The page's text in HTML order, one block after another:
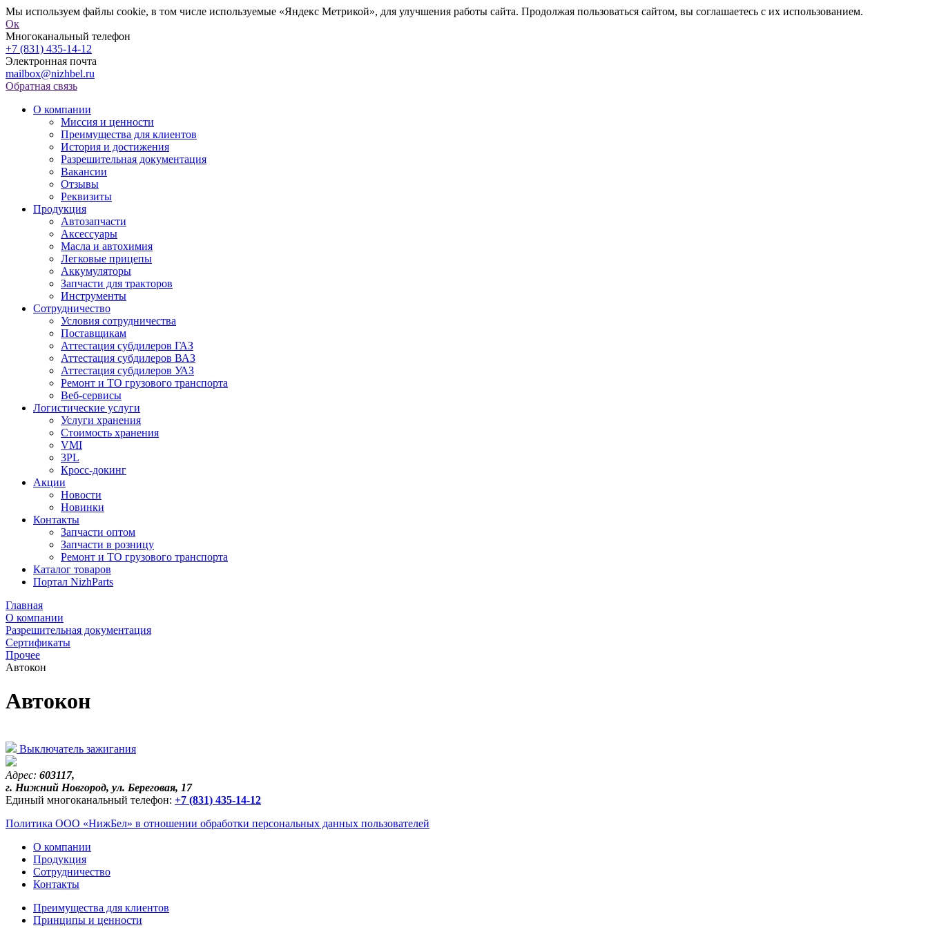
Мы используем файлы cookie, в том числе используемые «Яндекс Метрикой», для улучшения работы сайта. Продолжая пользоваться сайтом, вы соглашаетесь с их использованием.
Ок
Многоканальный телефон
+7 (831) 435-14-12
Электронная почта
mailbox@nizhbel.ru
Обратная связь
О компании
Миссия и ценности
Преимущества для клиентов
История и достижения
Разрешительная документация
Вакансии
Отзывы
Реквизиты
Продукция
Автозапчасти
Аксессуары
Масла и автохимия
Легковые прицепы
Аккумуляторы
Запчасти для тракторов
Инструменты
Сотрудничество
Условия сотрудничества
Поставщикам
Аттестация субдилеров ГАЗ
Аттестация субдилеров ВАЗ
Аттестация субдилеров УАЗ
Ремонт и ТО грузового транспорта
Веб-сервисы
Логистические услуги
Услуги хранения
Стоимость хранения
VMI
3PL
Кросс-докинг
Акции
Новости
Новинки
Контакты
Запчасти оптом
Запчасти в розницу
Ремонт и ТО грузового транспорта
Каталог товаров
Портал NizhParts
Главная
О компании
Разрешительная документация
Сертификаты
Прочее
Автокон
Автокон
Выключатель зажигания
Адрес: 603117,
г. Нижний Новгород, ул. Береговая, 17
Единый многоканальный телефон: +7 (831) 435-14-12
Политика ООО «НижБел» в отношении обработки персональных данных пользователей
О компании
Продукция
Сотрудничество
Контакты
Преимущества для клиентов
Принципы и ценности